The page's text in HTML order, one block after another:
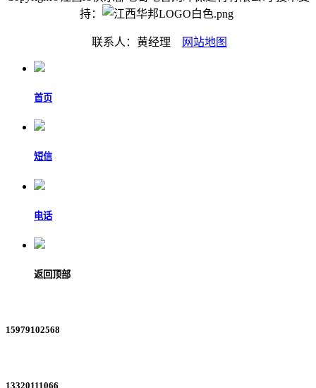
持：
联系人：黄经理 网站地图
首页
短信
电话
返回顶部
15979102568
13320111066